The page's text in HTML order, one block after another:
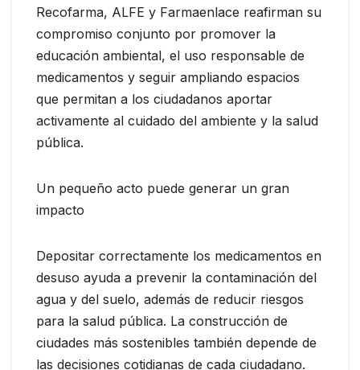
Recofarma, ALFE y Farmaenlace reafirman su
compromiso conjunto por promover la
educación ambiental, el uso responsable de
medicamentos y seguir ampliando espacios
que permitan a los ciudadanos aportar
activamente al cuidado del ambiente y la salud
pública.
Un pequeño acto puede generar un gran
impacto
Depositar correctamente los medicamentos en
desuso ayuda a prevenir la contaminación del
agua y del suelo, además de reducir riesgos
para la salud pública. La construcción de
ciudades más sostenibles también depende de
las decisiones cotidianas de cada ciudadano.